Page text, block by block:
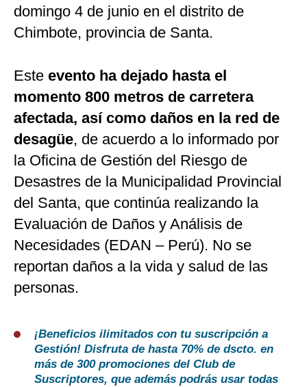
domingo 4 de junio en el distrito de
Chimbote, provincia de Santa.
Este evento ha dejado hasta el
momento 800 metros de carretera
afectada, así como daños en la red de
desagüe, de acuerdo a lo informado por
la Oficina de Gestión del Riesgo de
Desastres de la Municipalidad Provincial
del Santa, que continúa realizando la
Evaluación de Daños y Análisis de
Necesidades (EDAN – Perú). No se
reportan daños a la vida y salud de las
personas.
¡Beneficios ilimitados con tu suscripción a
Gestión! Disfruta de hasta 70% de dscto. en
más de 300 promociones del Club de
Suscriptores, que además podrás usar todas